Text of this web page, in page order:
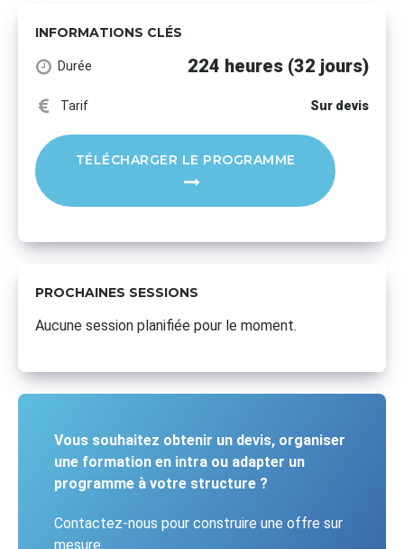
INFORMATIONS CLÉS
Durée 224 heures (32 jours)
Tarif Sur devis
TÉLÉCHARGER LE PROGRAMME
PROCHAINES SESSIONS
Aucune session planifiée pour le moment.
Vous souhaitez obtenir un devis, organiser
une formation en intra ou adapter un
programme à votre structure ?
Contactez-nous pour construire une offre sur
mesure.